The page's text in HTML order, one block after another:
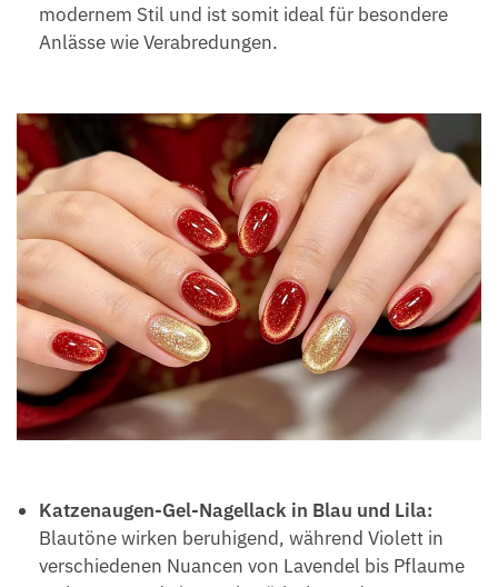
modernem Stil und ist somit ideal für besondere
Anlässe wie Verabredungen.
Katzenaugen-Gel-Nagellack in Blau und Lila:
Blautöne wirken beruhigend, während Violett in
verschiedenen Nuancen von Lavendel bis Pflaume